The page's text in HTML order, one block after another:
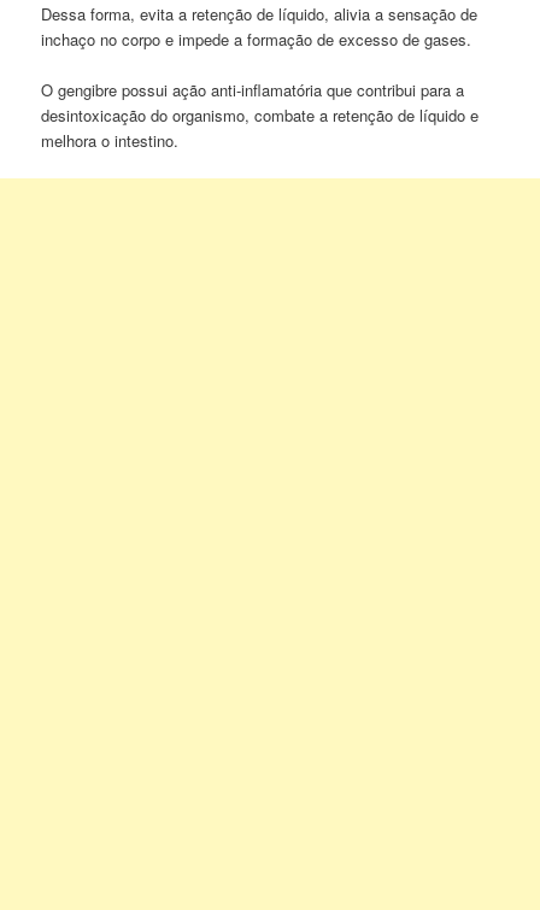
Dessa forma, evita a retenção de líquido, alivia a sensação de
inchaço no corpo e impede a formação de excesso de gases.
O gengibre possui ação anti-inflamatória que contribui para a
desintoxicação do organismo, combate a retenção de líquido e
melhora o intestino.